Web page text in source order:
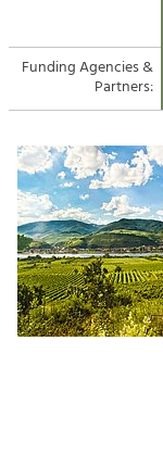
Suche
Impressum
Kontakt
Tourism
Offer
Art &
Crafts, Science
Social
& Identity
Equality,
Climate
Funding Agencies &
Partners: